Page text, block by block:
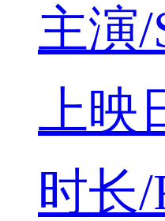
主演/
上映
时长/